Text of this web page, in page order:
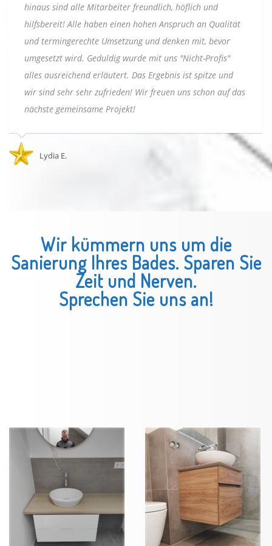
hinaus sind alle Mitarbeiter freundlich, höflich und
hilfsbereit! Alle haben einen hohen Anspruch an Qualität
und termingerechte Umsetzung und denken mit, bevor
umgesetzt wird. Geduldig wurde mit uns "Nicht-Profis"
alles ausreichend erläutert. Das Ergebnis ist spitze und
wir sind sehr sehr zufrieden! Wir freuen uns schon auf das
nächste gemeinsame Projekt!
Lydia E.
Wir kümmern uns um die
Sanierung Ihres Bades. Sparen Sie
Zeit und Nerven.
Sprechen Sie uns an!